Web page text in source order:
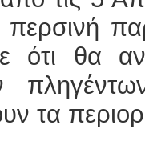
περσινή
ότι θα
τα